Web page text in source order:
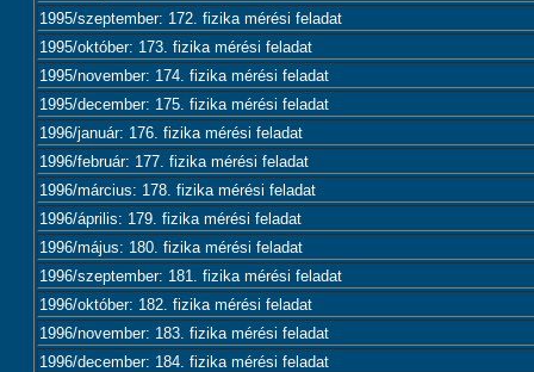
1995/szeptember: 172. fizika mérési feladat
1995/október: 173. fizika mérési feladat
1995/november: 174. fizika mérési feladat
1995/december: 175. fizika mérési feladat
1996/január: 176. fizika mérési feladat
1996/február: 177. fizika mérési feladat
1996/március: 178. fizika mérési feladat
1996/április: 179. fizika mérési feladat
1996/május: 180. fizika mérési feladat
1996/szeptember: 181. fizika mérési feladat
1996/október: 182. fizika mérési feladat
1996/november: 183. fizika mérési feladat
1996/december: 184. fizika mérési feladat